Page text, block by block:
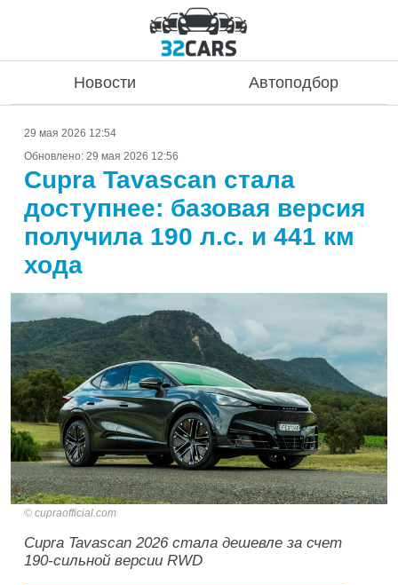
Новости Автоподбор
29 мая 2026 12:54
Обновлено: 29 мая 2026 12:56
Cupra Tavascan стала
доступнее: базовая версия
получила 190 л.с. и 441 км
хода
cupraofficial.com
Cupra Tavascan 2026 стала дешевле за счет
190-сильной версии RWD